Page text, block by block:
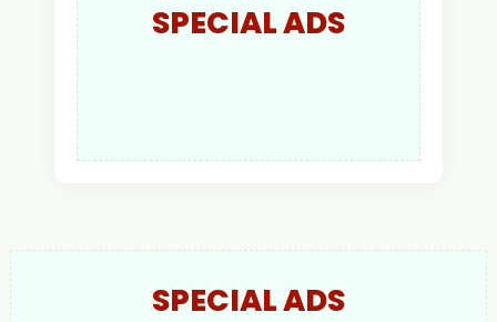
SPECIAL ADS
SPECIAL ADS